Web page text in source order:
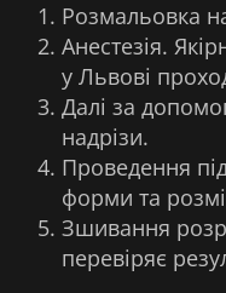
Розмальовка
Анестезія.
у Львові
Далі за
надрізи.
Проведення
форми та
Зшивання
перевіряє